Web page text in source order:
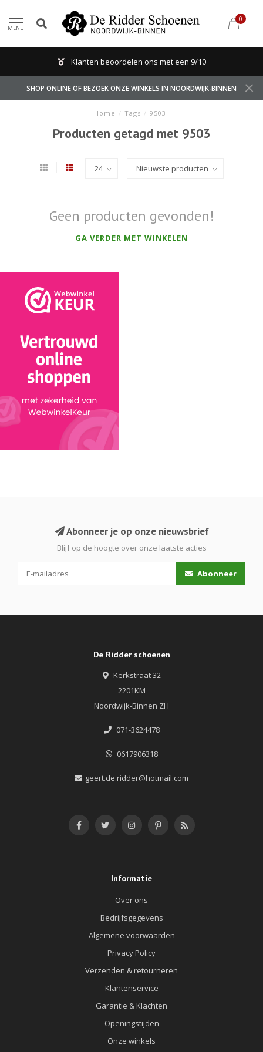
MENU
0
Klanten beoordelen ons met een 9/10
SHOP ONLINE OF BEZOEK ONZE WINKELS IN NOORDWIJK-BINNEN
Home / Tags / 9503
Producten getagd met 9503
Geen producten gevonden!
GA VERDER MET WINKELEN
Abonneer je op onze nieuwsbrief
Blijf op de hoogte over onze laatste acties
Abonneer
De Ridder schoenen
Kerkstraat 32
2201KM
Noordwijk-Binnen ZH
071-3624478
0617906318
geert.de.ridder@hotmail.com
Informatie
Over ons
Bedrijfsgegevens
Algemene voorwaarden
Privacy Policy
Verzenden & retourneren
Klantenservice
Garantie & Klachten
Openingstijden
Onze winkels